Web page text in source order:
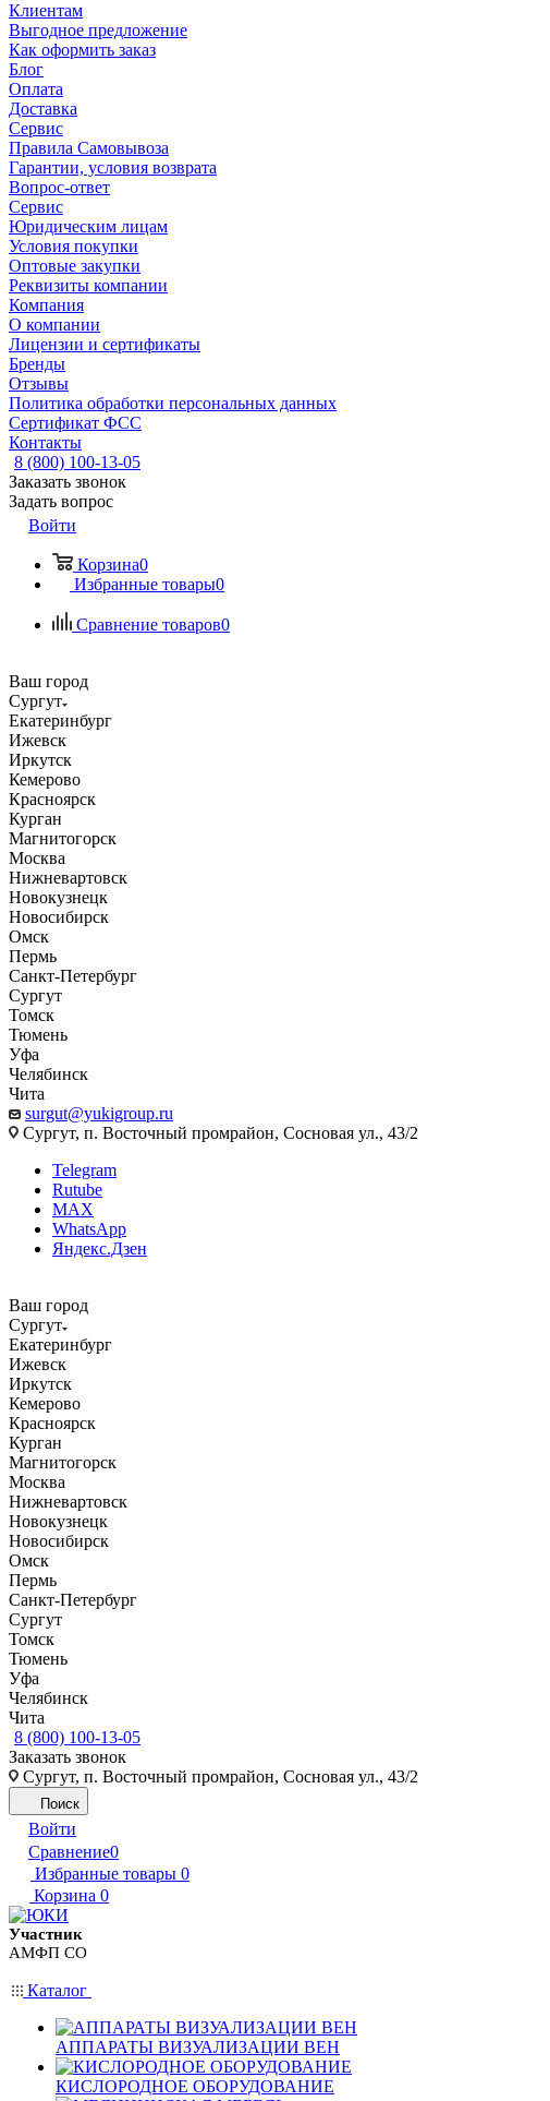
Клиентам
Выгодное предложение
Как оформить заказ
Блог
Оплата
Доставка
Сервис
Правила Самовывоза
Гарантии, условия возврата
Вопрос-ответ
Сервис
Юридическим лицам
Условия покупки
Оптовые закупки
Реквизиты компании
Компания
О компании
Лицензии и сертификаты
Бренды
Отзывы
Политика обработки персональных данных
Сертификат ФСС
Контакты
8 (800) 100-13-05
Заказать звонок
Задать вопрос
Войти
Корзина0
Избранные товары0
Сравнение товаров0
Ваш город
Сургут
Екатеринбург
Ижевск
Иркутск
Кемерово
Красноярск
Курган
Магнитогорск
Москва
Нижневартовск
Новокузнецк
Новосибирск
Омск
Пермь
Санкт-Петербург
Сургут
Томск
Тюмень
Уфа
Челябинск
Чита
surgut@yukigroup.ru
Сургут, п. Восточный промрайон, Сосновая ул., 43/2
Telegram
Rutube
MAX
WhatsApp
Яндекс.Дзен
Ваш город
Сургут
Екатеринбург
Ижевск
Иркутск
Кемерово
Красноярск
Курган
Магнитогорск
Москва
Нижневартовск
Новокузнецк
Новосибирск
Омск
Пермь
Санкт-Петербург
Сургут
Томск
Тюмень
Уфа
Челябинск
Чита
8 (800) 100-13-05
Заказать звонок
Сургут, п. Восточный промрайон, Сосновая ул., 43/2
Поиск
Войти
Сравнение0
Избранные товары 0
Корзина 0
Участник
АМФП СО
Каталог
АППАРАТЫ ВИЗУАЛИЗАЦИИ ВЕН
КИСЛОРОДНОЕ ОБОРУДОВАНИЕ